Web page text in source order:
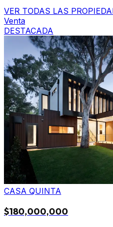
VER TODAS LAS
Venta
DESTACADA
CASA QUINTA
$180,000,000